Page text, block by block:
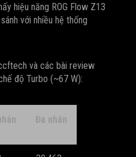
hiệu năng ROG Flow Z13
với nhiều hệ thống
và các bài review
độ Turbo (~67 W):
Đa nhân